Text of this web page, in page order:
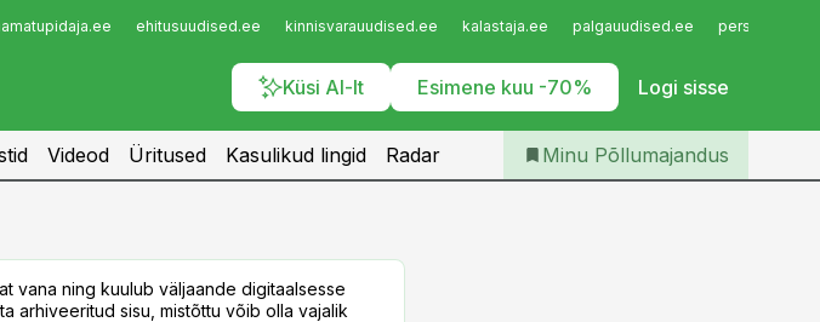
ehitusuudised.ee kinnisvarauudised.ee kalastaja.ee palgauudised.ee
Küsi AI-lt Esimene kuu -70% Logi sisse
Iseteenindus
Telli Põllumajandus
Videod Üritused Kasulikud lingid Radar Minu Põllumajandus
vana ning kuulub väljaande digitaalsesse
arhiveeritud sisu, mistõttu võib olla vajalik